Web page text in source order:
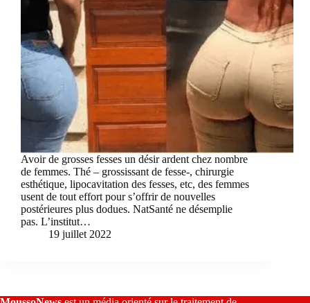
Avoir de grosses fesses un désir ardent chez nombre
de femmes. Thé – grossissant de fesse-, chirurgie
esthétique, lipocavitation des fesses, etc, des femmes
usent de tout effort pour s’offrir de nouvelles
postérieures plus dodues. NatSanté ne désemplie
pas. L’institut…
19 juillet 2022